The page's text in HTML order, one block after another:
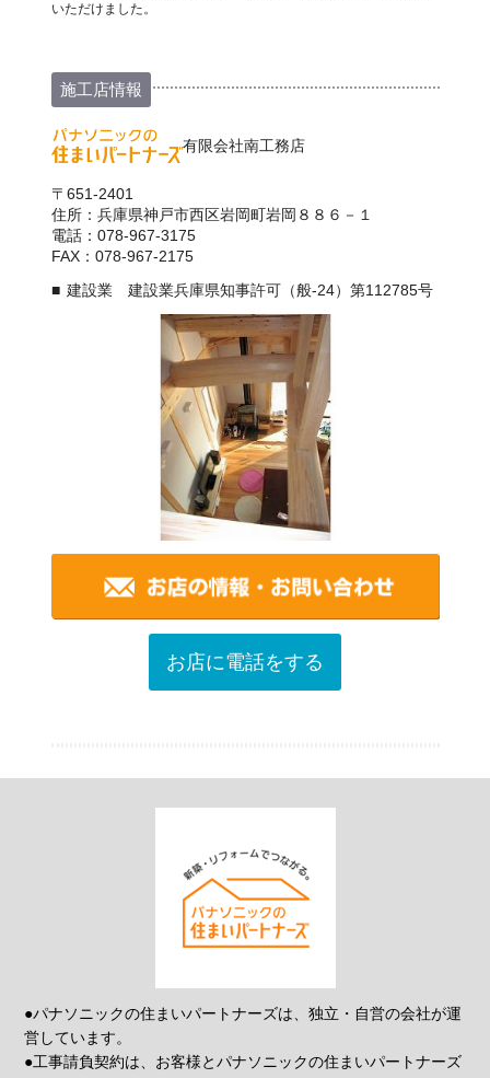
いただけました。
施工店情報
有限会社南工務店
〒651-2401
住所：兵庫県神戸市西区岩岡町岩岡８８６－１
電話：078-967-3175
FAX：078-967-2175
建設業 建設業兵庫県知事許可（般-24）第112785号
お店に電話をする
●パナソニックの住まいパートナーズは、独立・自営の会社が運
営しています。
●工事請負契約は、お客様とパナソニックの住まいパートナーズ